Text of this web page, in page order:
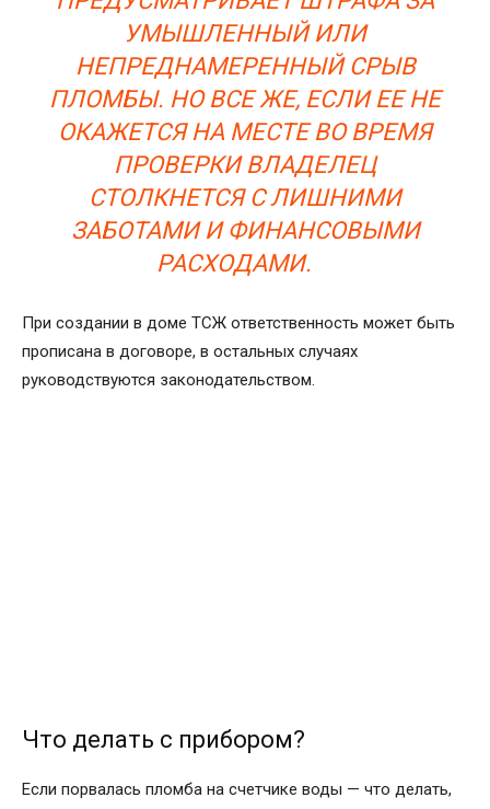
УМЫШЛЕННЫЙ ИЛИ
НЕПРЕДНАМЕРЕННЫЙ СРЫВ
ПЛОМБЫ. НО ВСЕ ЖЕ, ЕСЛИ ЕЕ НЕ
ОКАЖЕТСЯ НА МЕСТЕ ВО ВРЕМЯ
ПРОВЕРКИ ВЛАДЕЛЕЦ
СТОЛКНЕТСЯ С ЛИШНИМИ
ЗАБОТАМИ И ФИНАНСОВЫМИ
РАСХОДАМИ.
При создании в доме ТСЖ ответственность может быть
прописана в договоре, в остальных случаях
руководствуются законодательством.
Что делать с прибором?
Если порвалась пломба на счетчике воды — что делать,